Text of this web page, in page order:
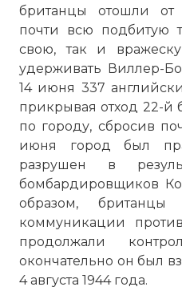
британцы отошли от
почти всю подбитую
свою, так и
удерживать Виллер-
14 июня 337
прикрывая отход 22-й
по городу, сбросив
июня город был
разрушен в
бомбардировщиков
образом, британцы
коммуникации
продолжали
окончательно он был
4 августа 1944 года.